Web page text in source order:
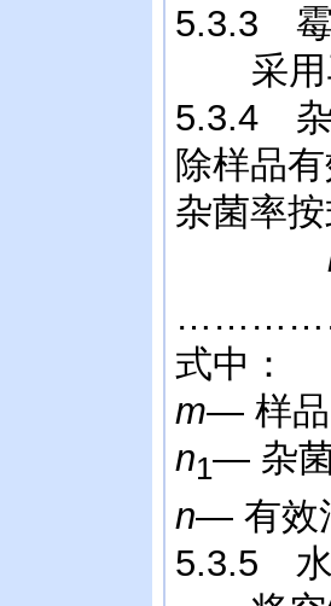
5.3.3 霉
采用马
5.3.4 杂
除样品
杂菌率
式中：
m— 样
n1— 杂
n— 有
5.3.5 水